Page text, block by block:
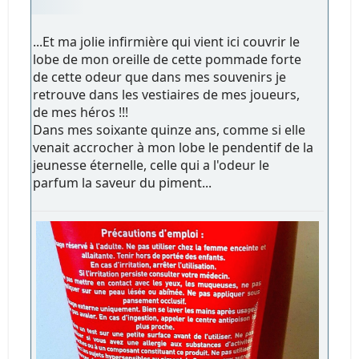
...Et ma jolie infirmière qui vient ici couvrir le
lobe de mon oreille de cette pommade forte
de cette odeur que dans mes souvenirs je
retrouve dans les vestiaires de mes joueurs,
de mes héros !!!
Dans mes soixante quinze ans, comme si elle
venait accrocher à mon lobe le pendentif de la
jeunesse éternelle, celle qui a l'odeur le
parfum la saveur du piment...